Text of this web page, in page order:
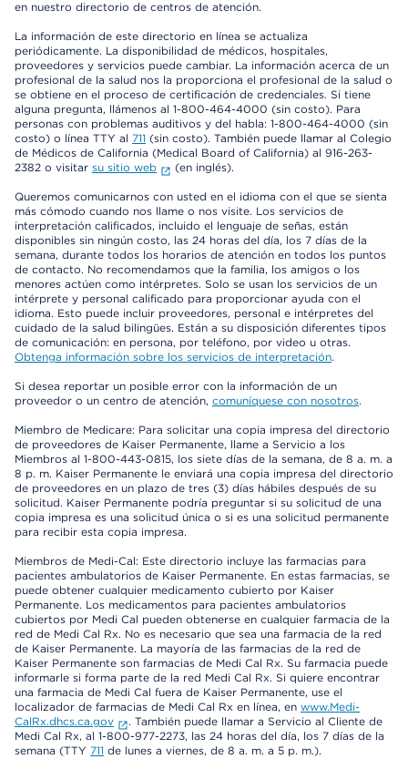
en nuestro directorio de centros de atención.
La información de este directorio en línea se actualiza
periódicamente. La disponibilidad de médicos, hospitales,
proveedores y servicios puede cambiar. La información acerca de un
profesional de la salud nos la proporciona el profesional de la salud o
se obtiene en el proceso de certificación de credenciales. Si tiene
alguna pregunta, llámenos al 1-800-464-4000 (sin costo). Para
personas con problemas auditivos y del habla: 1-800-464-4000 (sin
costo) o línea TTY al 711 (sin costo). También puede llamar al Colegio
de Médicos de California (Medical Board of California) al 916-263-
2382 o visitar su sitio web (en inglés).
Queremos comunicarnos con usted en el idioma con el que se sienta
más cómodo cuando nos llame o nos visite. Los servicios de
interpretación calificados, incluido el lenguaje de señas, están
disponibles sin ningún costo, las 24 horas del día, los 7 días de la
semana, durante todos los horarios de atención en todos los puntos
de contacto. No recomendamos que la familia, los amigos o los
menores actúen como intérpretes. Solo se usan los servicios de un
intérprete y personal calificado para proporcionar ayuda con el
idioma. Esto puede incluir proveedores, personal e intérpretes del
cuidado de la salud bilingües. Están a su disposición diferentes tipos
de comunicación: en persona, por teléfono, por video u otras.
Obtenga información sobre los servicios de interpretación.
Si desea reportar un posible error con la información de un
proveedor o un centro de atención, comuníquese con nosotros.
Miembro de Medicare: Para solicitar una copia impresa del directorio
de proveedores de Kaiser Permanente, llame a Servicio a los
Miembros al 1-800-443-0815, los siete días de la semana, de 8 a. m. a
8 p. m. Kaiser Permanente le enviará una copia impresa del directorio
de proveedores en un plazo de tres (3) días hábiles después de su
solicitud. Kaiser Permanente podría preguntar si su solicitud de una
copia impresa es una solicitud única o si es una solicitud permanente
para recibir esta copia impresa.
Miembros de Medi-Cal: Este directorio incluye las farmacias para
pacientes ambulatorios de Kaiser Permanente. En estas farmacias, se
puede obtener cualquier medicamento cubierto por Kaiser
Permanente. Los medicamentos para pacientes ambulatorios
cubiertos por Medi Cal pueden obtenerse en cualquier farmacia de la
red de Medi Cal Rx. No es necesario que sea una farmacia de la red
de Kaiser Permanente. La mayoría de las farmacias de la red de
Kaiser Permanente son farmacias de Medi Cal Rx. Su farmacia puede
informarle si forma parte de la red Medi Cal Rx. Si quiere encontrar
una farmacia de Medi Cal fuera de Kaiser Permanente, use el
localizador de farmacias de Medi Cal Rx en línea, en www.Medi-
CalRx.dhcs.ca.gov
. También puede llamar a Servicio al Cliente de
Medi Cal Rx, al 1-800-977-2273, las 24 horas del día, los 7 días de la
semana (TTY 711 de lunes a viernes, de 8 a. m. a 5 p. m.).